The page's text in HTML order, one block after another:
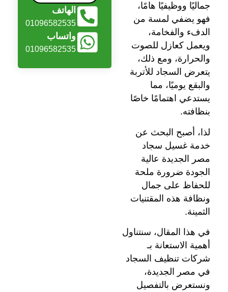
جماليًا ووظيفيًا هامًا،
فهو يضفي لمسة من
الدفء والفخامة،
ويعمل كعازل للصوت
والحرارة، ومع ذلك،
يتعرض السجاد للأتربة
والبقع يوميًا، مما
يستدعي اهتمامًا خاصًا
بنظافته.
لذا، أصبح البحث عن
خدمة غسيل سجاد
مصر الجديدة عالية
الجودة ضرورة ملحة
للحفاظ على جمال
ونظافة هذه المقتنيات
الثمينة.
في هذا المقال، سنتناول
أهمية الاستعانة بـ
شركات تنظيف السجاد
في مصر الجديدة،
ونستعرض بالتفصيل
الهاتف
01096582535
واتساب
01096582535